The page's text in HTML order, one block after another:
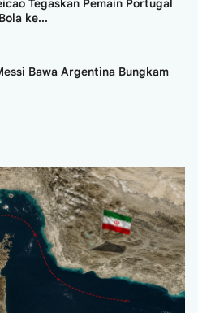
Tegaskan Pemain Portugal
ke...
Bawa Argentina Bungkam